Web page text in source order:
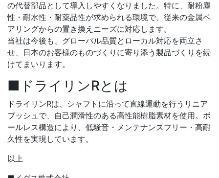
の代替部品として導入しやすくなりました。特に、耐粉塵
性・耐水性・耐薬品性が求められる環境で、従来の金属ベ
アリングからの置き換えニーズに対応します。
当社は今後も、グローバル品質とローカル対応を両立さ
せ、日本のお客様のものづくりに寄り添う製品づくりを続
けてまいります。
■ドライリンRとは
ドライリンRは、シャフトに沿って直線運動を行うリニア
ブッシュで、自己潤滑性のある高性能樹脂素材を使用。ボ
ールレス構造により、低騒音・メンテナンスフリー・高耐
久性を実現しています。
以上